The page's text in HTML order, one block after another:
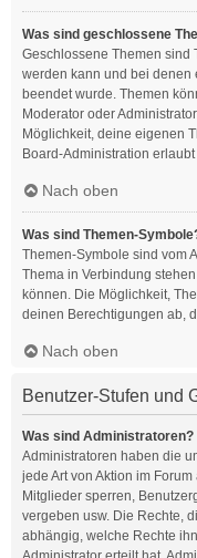
Was sind geschlossene
Geschlossene Themen sind
werden kann und bei denen
beendet wurde. Themen
Moderator oder
Möglichkeit, deine eigenen
Board-Administration
Nach oben
Was sind Themen-
Themen-Symbole sind vom
Thema in Verbindung
können. Die Möglichkeit,
deinen Berechtigungen ab,
Nach oben
Benutzer-Stufen und
Was sind Administratoren?
Administratoren haben die
jede Art von Aktion im
Mitglieder sperren,
vergeben usw. Die Rechte,
abhängig, welche Rechte